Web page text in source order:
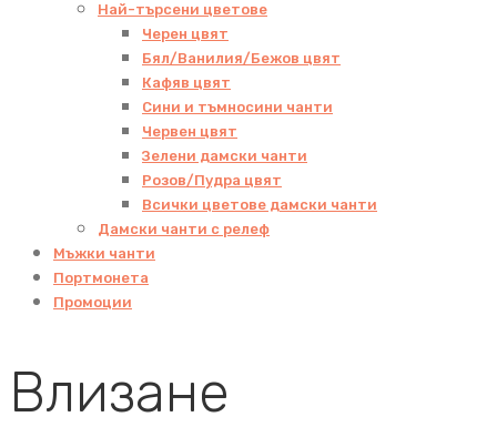
Най-търсени цветове
Черен цвят
Бял/Ванилия/Бежов цвят
Кафяв цвят
Сини и тъмносини чанти
Червен цвят
Зелени дамски чанти
Розов/Пудра цвят
Всички цветове дамски чанти
Дамски чанти с релеф
Мъжки чанти
Портмонета
Промоции
Влизане